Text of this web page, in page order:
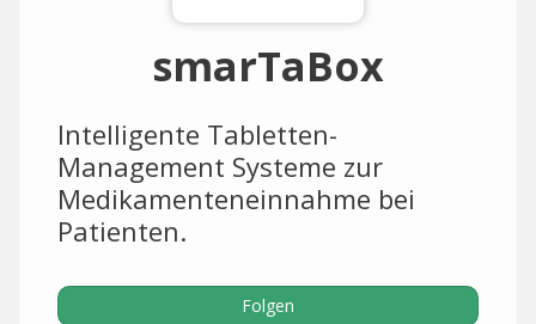
smarTaBox
Intelligente Tabletten-
Management Systeme zur
Medikamenteneinnahme bei
Patienten.
Folgen